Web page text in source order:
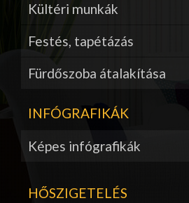
Kültéri munkák
Festés, tapétázás
Fürdőszoba átalakítása
INFÓGRAFIKÁK
Képes infógrafikák
HŐSZIGETELÉS